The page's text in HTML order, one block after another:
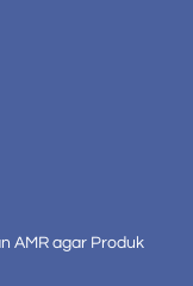
AMR agar Produk